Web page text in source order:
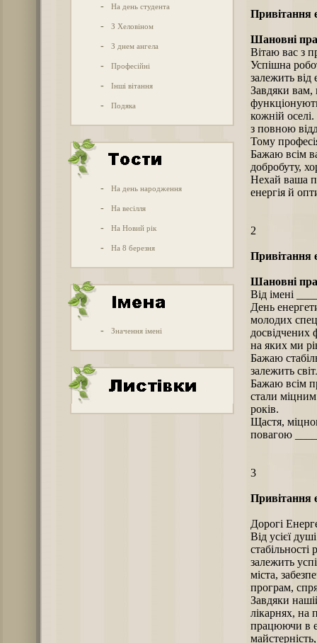
- На день студента
- З Хеловіном
- З днем ангела
- Професійні
- Інші вітання
- Подяка
- На день народження
- На весілля
- На Новий рік
- На 8 березня
- Значення імені
Привітання
Шановні
Вітаю вас з
Успішна
залежить
Завдяки вам,
кожній
з повною
Тому
Бажаю всім
добробуту,
Нехай ваша
енергія й
2
Привітання
Шановні
Від імені
День
молодих
досвідчених
на яких ми
Бажаю
залежить
Бажаю всім
стали
років.
Щастя,
повагою
3
Привітання
Дорогі
Від усієї
залежить
міста,
програм,
Завдяки
лікарнях, на
працюючи в